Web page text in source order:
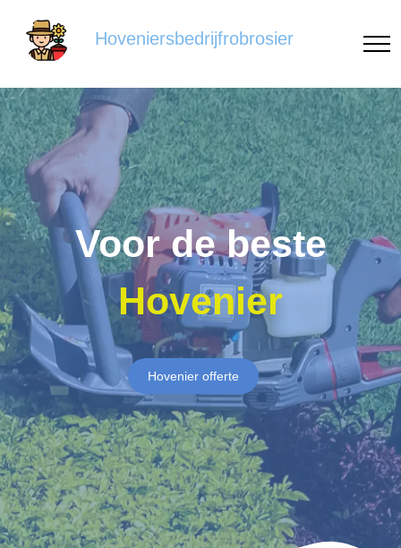
Hoveniersbedrijfrobrosier
Voor de beste
Hovenier
Hovenier offerte